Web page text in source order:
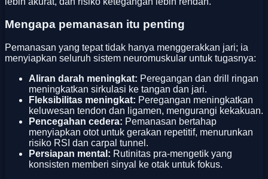
Mengapa pemanasan itu penting
Pemanasan yang tepat tidak hanya menggerakkan jari; ia
menyiapkan seluruh sistem neuromuskular untuk tugasnya:
Aliran darah meningkat: Peregangan dan drill ringan
meningkatkan sirkulasi ke tangan dan jari.
Fleksibilitas meningkat: Peregangan meningkatkan
keluwesan tendon dan ligamen, mengurangi kekakuan.
Pencegahan cedera: Pemanasan bertahap
menyiapkan otot untuk gerakan repetitif, menurunkan
risiko RSI dan carpal tunnel.
Persiapan mental: Rutinitas pra‑mengetik yang
konsisten memberi sinyal ke otak untuk fokus.